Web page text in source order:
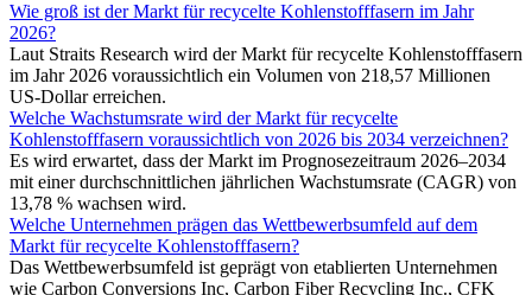
Wie groß ist der Markt für recycelte Kohlenstofffasern im Jahr
2026?
Laut Straits Research wird der Markt für recycelte Kohlenstofffasern
im Jahr 2026 voraussichtlich ein Volumen von 218,57 Millionen
US-Dollar erreichen.
Welche Wachstumsrate wird der Markt für recycelte
Kohlenstofffasern voraussichtlich von 2026 bis 2034 verzeichnen?
Es wird erwartet, dass der Markt im Prognosezeitraum 2026–2034
mit einer durchschnittlichen jährlichen Wachstumsrate (CAGR) von
13,78 % wachsen wird.
Welche Unternehmen prägen das Wettbewerbsumfeld auf dem
Markt für recycelte Kohlenstofffasern?
Das Wettbewerbsumfeld ist geprägt von etablierten Unternehmen
wie Carbon Conversions Inc, Carbon Fiber Recycling Inc., CFK